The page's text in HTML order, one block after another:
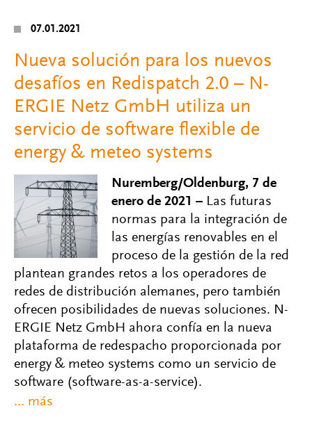
07.01.2021
Nueva solución para los nuevos
desafíos en Redispatch 2.0 – N-
ERGIE Netz GmbH utiliza un
servicio de software flexible de
energy & meteo systems
Nuremberg/Oldenburg, 7 de
enero de 2021 – Las futuras
normas para la integración de
las energías renovables en el
proceso de la gestión de la red
plantean grandes retos a los operadores de
redes de distribución alemanes, pero también
ofrecen posibilidades de nuevas soluciones. N-
ERGIE Netz GmbH ahora confía en la nueva
plataforma de redespacho proporcionada por
energy & meteo systems como un servicio de
software (software-as-a-service).